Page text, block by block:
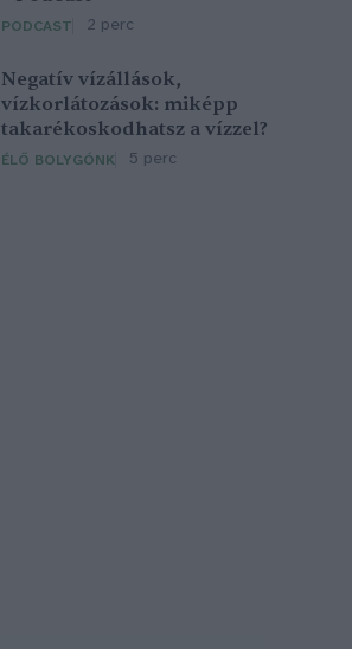
PODCAST 2 perc
Negatív vízállások,
vízkorlátozások: miképp
takarékoskodhatsz a vízzel?
ÉLŐ BOLYGÓNK 5 perc